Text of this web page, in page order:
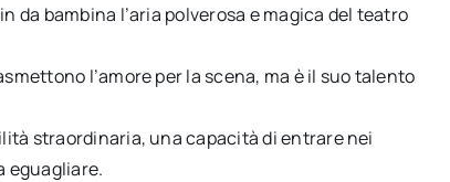
da bambina l’aria polverosa e magica del teatro
l’amore per la scena, ma è il suo talento
straordinaria, una capacità di entrare nei
eguagliare.